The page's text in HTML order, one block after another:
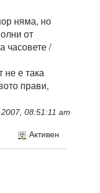
няма, но
от
часовете /
е така
прави,
08:51:11 am
Активен